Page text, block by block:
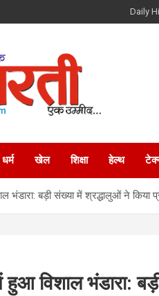
Daily
धर्म खेल शिक्षा हेल्थ
भंडारा: बड़ी संख्या में श्रद्धालुओं ने किया
हुआ विशाल भंडारा: